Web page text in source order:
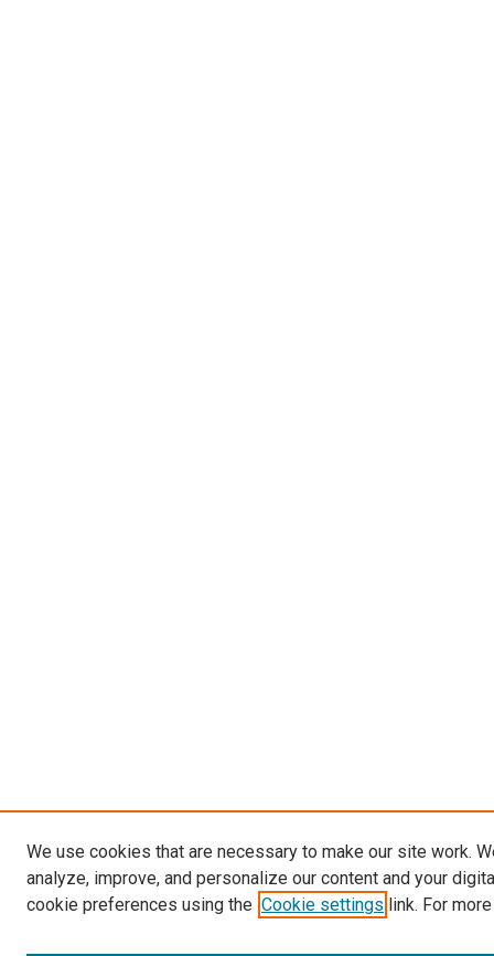
We use cookies that are necessary to make our site work.
analyze, improve, and personalize our content and your
cookie preferences using the Cookie settings link. For